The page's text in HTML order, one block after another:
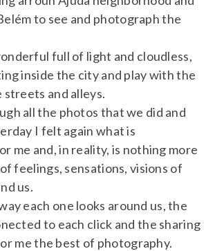
to see and photograph the
full of light and cloudless,
inside the city and play with the
streets and alleys.
all the photos that we did and
I felt again what is
me and, in reality, is nothing more
feelings, sensations, visions of
us.
each one looks around us, the
to each click and the sharing
me the best of photography.